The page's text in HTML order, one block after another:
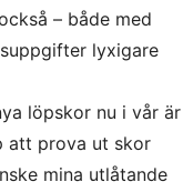
– både med
lyxigare
löpskor nu i vår är
att prova ut skor
mina utlåtande